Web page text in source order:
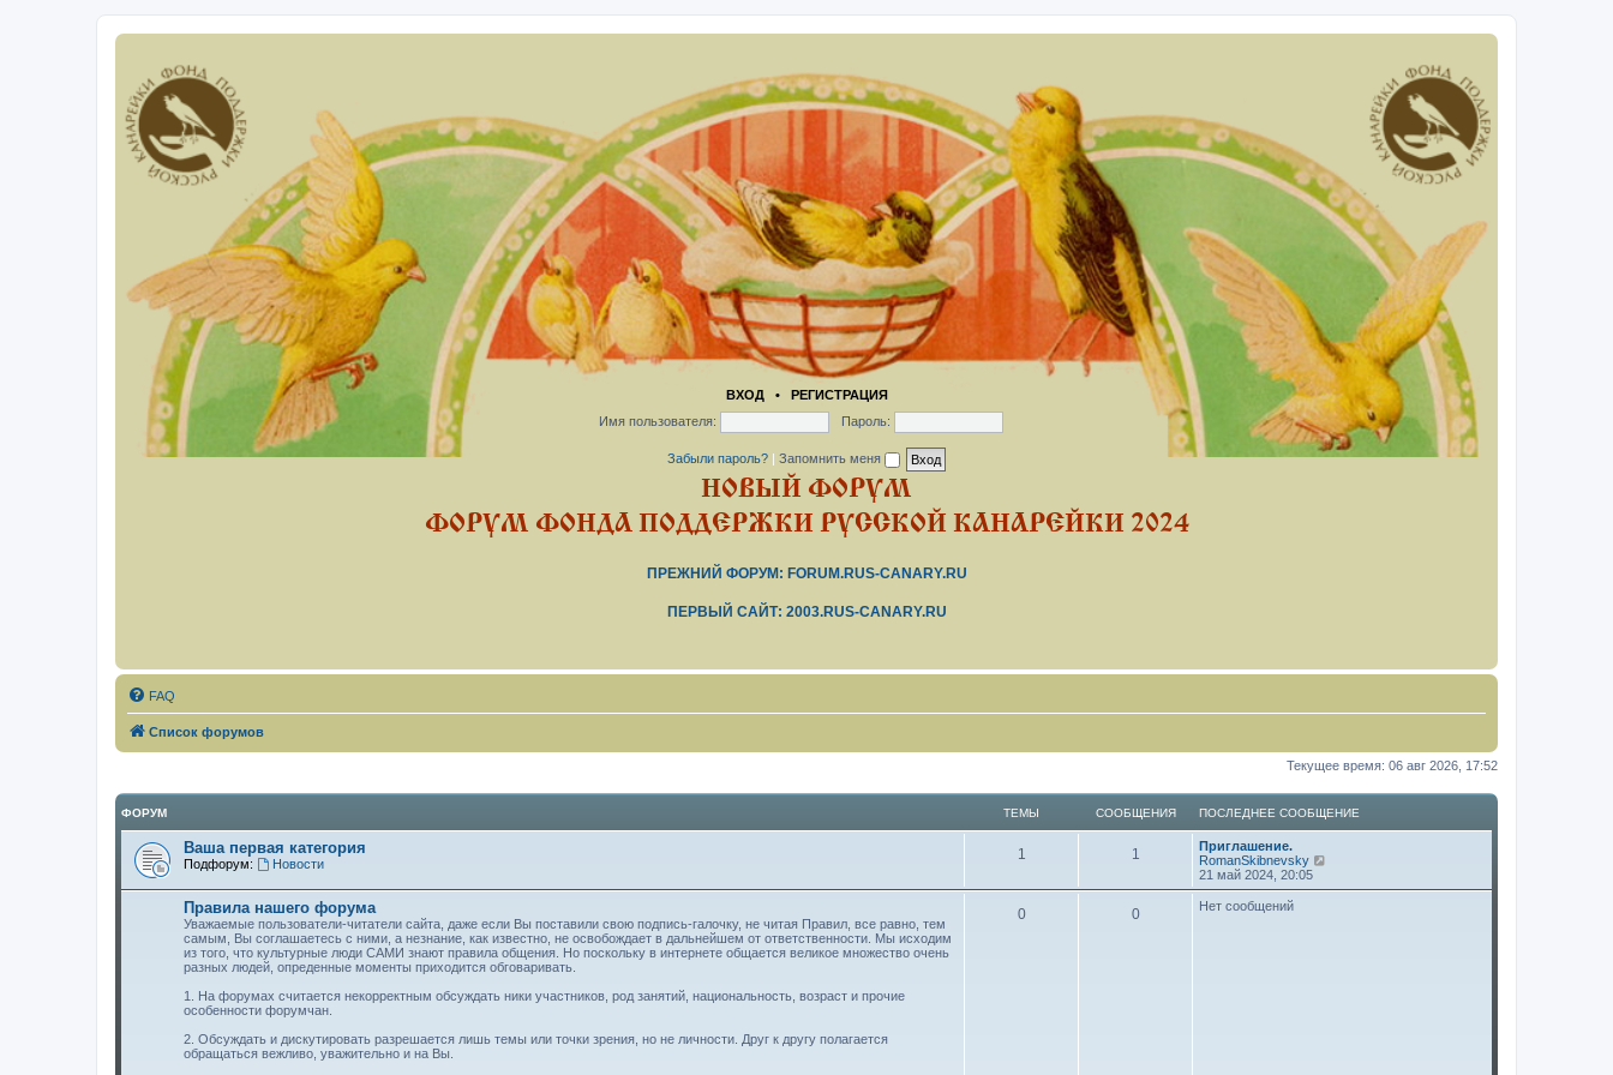
ВХОД• РЕГИСТРАЦИЯ
Имя пользователя:
Пароль:
Забыли пароль? | Запомнить меня
НОВЫЙ ФОРУМ
ФОРУМ ФОНДА ПОДДЕРЖКИ РУССКОЙ КАНАРЕЙКИ 2024
ПРЕЖНИЙ ФОРУМ: FORUM.RUS-CANARY.RU
ПЕРВЫЙ САЙТ: 2003.RUS-CANARY.RU
FAQ
Список форумов
Текущее время: 06 авг 2026, 17:52
ФОРУМ ТЕМЫ СООБЩЕНИЯ ПОСЛЕДНЕЕ СООБЩЕНИЕ
Ваша первая категория
Подфорум: Новости
1 1
Приглашение.
RomanSkibnevsky
р
21 май 2024, 20:05
Правила нашего форума
Уважаемые пользователи-читатели сайта, даже если Вы поставили свою подпись-галочку, не читая Правил, все равно, тем
самым, Вы соглашаетесь с ними, а незнание, как известно, не освобождает в дальнейшем от ответственности. Мы исходим
из того, что культурные люди САМИ знают правила общения. Но поскольку в интернете общается великое множество очень
разных людей, опреденные моменты приходится обговаривать.
1. На форумах считается некорректным обсуждать ники участников, род занятий, национальность, возраст и прочие
особенности форумчан.
2. Обсуждать и дискутировать разрешается лишь темы или точки зрения, но не личности. Друг к другу полагается
обращаться вежливо, уважительно и на Вы.
0 0 Нет сообщений